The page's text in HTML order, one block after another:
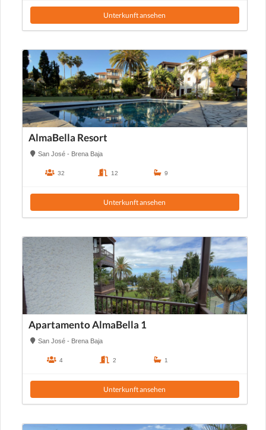
Unterkunft ansehen
AlmaBella Resort
San José - Brena Baja
32 12 9
Unterkunft ansehen
Apartamento AlmaBella 1
San José - Brena Baja
4 2 1
Unterkunft ansehen